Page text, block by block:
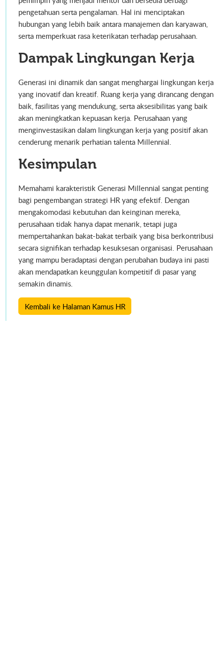
pengetahuan serta pengalaman. Hal ini menciptakan
hubungan yang lebih baik antara manajemen dan karyawan,
serta memperkuat rasa keterikatan terhadap perusahaan.
Dampak Lingkungan Kerja
Generasi ini dinamik dan sangat menghargai lingkungan kerja
yang inovatif dan kreatif. Ruang kerja yang dirancang dengan
baik, fasilitas yang mendukung, serta aksesibilitas yang baik
akan meningkatkan kepuasan kerja. Perusahaan yang
menginvestasikan dalam lingkungan kerja yang positif akan
cenderung menarik perhatian talenta Millennial.
Kesimpulan
Memahami karakteristik Generasi Millennial sangat penting
bagi pengembangan strategi HR yang efektif. Dengan
mengakomodasi kebutuhan dan keinginan mereka,
perusahaan tidak hanya dapat menarik, tetapi juga
mempertahankan bakat-bakat terbaik yang bisa berkontribusi
secara signifikan terhadap kesuksesan organisasi. Perusahaan
yang mampu beradaptasi dengan perubahan budaya ini pasti
akan mendapatkan keunggulan kompetitif di pasar yang
semakin dinamis.
Kembali ke Halaman Kamus HR